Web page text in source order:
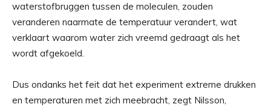
waterstofbruggen tussen de moleculen, zouden
veranderen naarmate de temperatuur verandert, wat
verklaart waarom water zich vreemd gedraagt ​​als het
wordt afgekoeld.
Dus ondanks het feit dat het experiment extreme drukken
en temperaturen met zich meebracht, zegt Nilsson,